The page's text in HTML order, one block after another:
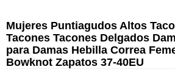
Mujeres Puntiagudos Altos
Tacones Tacones Delgados
para Damas Hebilla Correa
Bowknot Zapatos 37-40EU